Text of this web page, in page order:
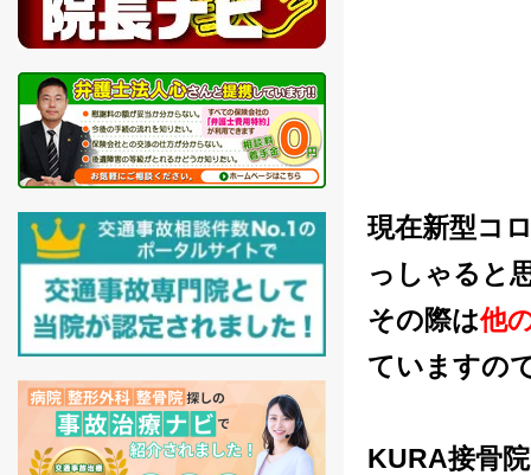
現在新型コ
っしゃると
その際は他
ていますの
KURA接骨